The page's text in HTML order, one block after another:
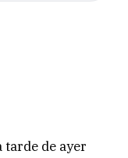
de ayer